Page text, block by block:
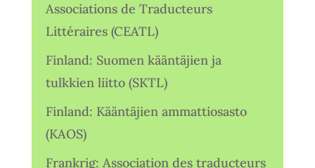
Associations de Traducteurs
Littéraires (CEATL)
Finland: Suomen kääntäjien ja
tulkkien liitto (SKTL)
Finland: Kääntäjien ammattiosasto
(KAOS)
Frankrig: Association des traducteurs